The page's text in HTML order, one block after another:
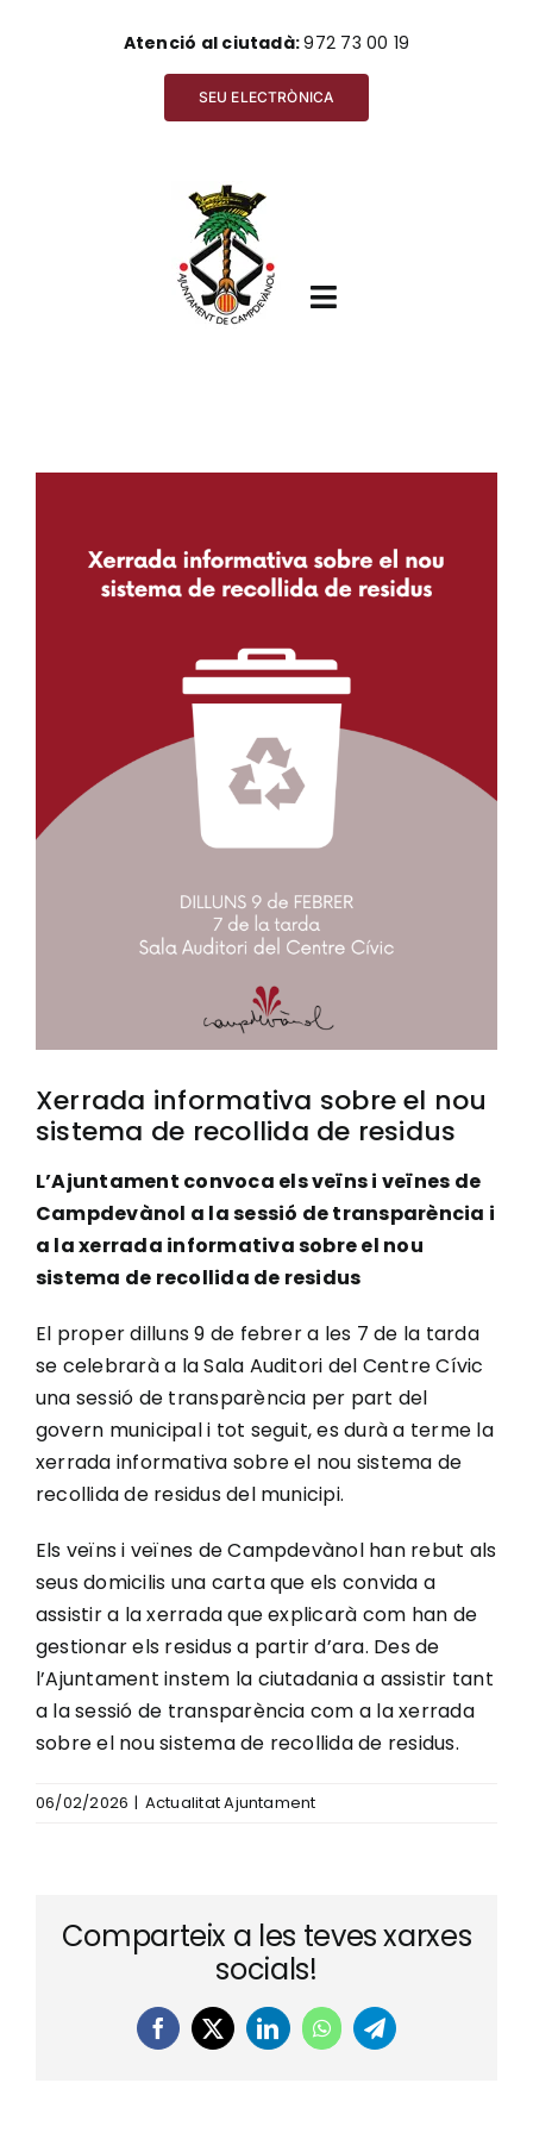
Atenció al ciutadà:972 73 00 19
SEU ELECTRÒNICA
Toggle
Ciutadania
Cerca
Image
Xerrada informativa sobre el nou
sistema de recollida de residus
L’Ajuntament convoca els veïns i veïnes de
Campdevànol a la sessió de transparència i
a la xerrada informativa sobre el nou
sistema de recollida de residus
El proper dilluns 9 de febrer a les 7 de la tarda
se celebrarà a la Sala Auditori del Centre Cívic
una sessió de transparència per part del
govern municipal i tot seguit, es durà a terme la
xerrada informativa sobre el nou sistema de
recollida de residus del municipi.
Els veïns i veïnes de Campdevànol han rebut als
seus domicilis una carta que els convida a
assistir a la xerrada que explicarà com han de
gestionar els residus a partir d’ara. Des de
l’Ajuntament instem la ciutadania a assistir tant
a la sessió de transparència com a la xerrada
sobre el nou sistema de recollida de residus.
06/02/2026 | Actualitat Ajuntament
Comparteix a les teves xarxes
socials!
Facebook
X LinkedInWhatsAppTelegram